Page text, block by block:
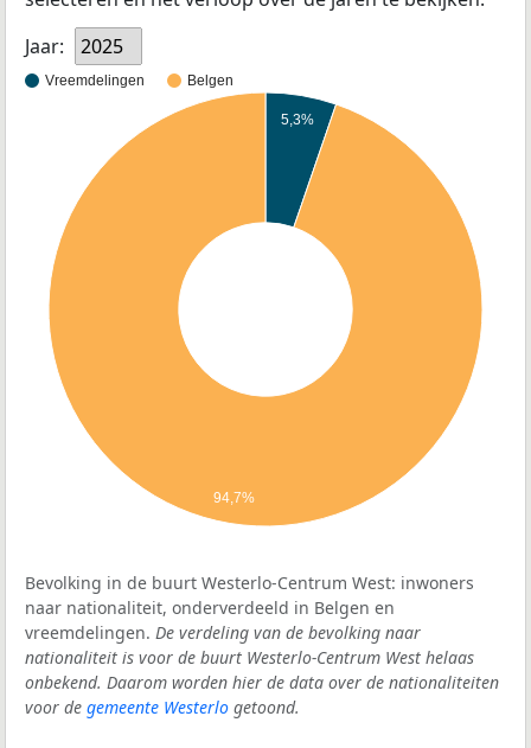
Jaar:
2025
Vreemdelingen Belgen
5,3%
94,7%
Bevolking in de buurt Westerlo-Centrum West: inwoners
naar nationaliteit, onderverdeeld in Belgen en
vreemdelingen. De verdeling van de bevolking naar
nationaliteit is voor de buurt Westerlo-Centrum West helaas
onbekend. Daarom worden hier de data over de nationaliteiten
voor de gemeente Westerlo getoond.